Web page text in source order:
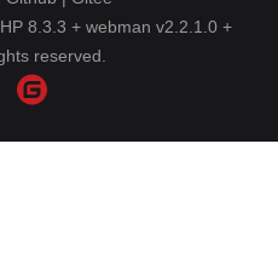
8.3.3 + webman v2.2.1.0+
reserved.